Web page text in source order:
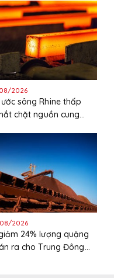
2026
sông Rhine thấp
chặt nguồn cung
2026
24% lượng quặng
ra cho Trung Đông